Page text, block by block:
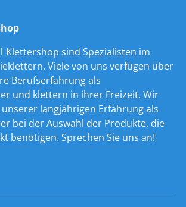
Klettershop sind Spezialisten im
Viele von uns verfügen über
Berufserfahrung als
und klettern in ihrer Freizeit. Wir
langjährigen Erfahrung als
bei der Auswahl der Produkte, die
benötigen. Sprechen Sie uns an!